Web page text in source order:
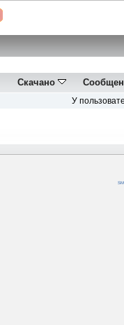
Скачано
У